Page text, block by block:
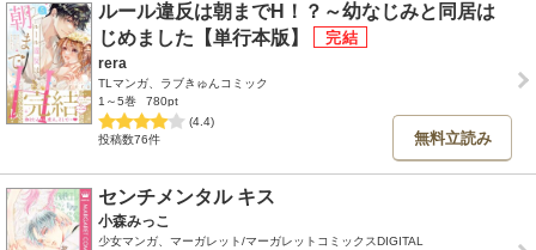
ルール違反は朝までH！？～幼なじみと同居は
じめました【単行本版】
rera
TLマンガ、ラブきゅんコミック
1～5巻
780pt
(4.4)
投稿数76件
無料立読み
センチメンタル キス
小森みっこ
少女マンガ、マーガレット/マーガレットコミックスDIGITAL